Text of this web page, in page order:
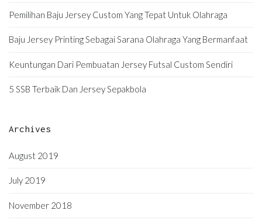
Pemilihan Baju Jersey Custom Yang Tepat Untuk Olahraga
Baju Jersey Printing Sebagai Sarana Olahraga Yang Bermanfaat
Keuntungan Dari Pembuatan Jersey Futsal Custom Sendiri
5 SSB Terbaik Dan Jersey Sepakbola
Archives
August 2019
July 2019
November 2018